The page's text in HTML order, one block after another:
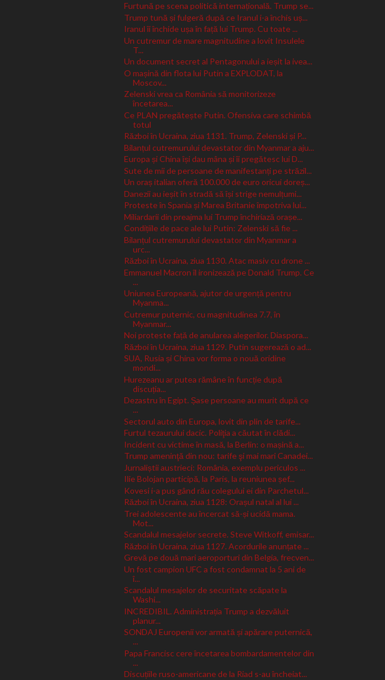
Furtună pe scena politică internațională. Trump se...
Trump tună și fulgeră după ce Iranul i-a închis uș...
Iranul îi închide ușa în față lui Trump. Cu toate ...
Un cutremur de mare magnitudine a lovit Insulele
T...
Un document secret al Pentagonului a ieșit la ivea...
O mașină din flota lui Putin a EXPLODAT, la
Moscov...
Zelenski vrea ca România să monitorizeze
încetarea...
Ce PLAN pregătește Putin. Ofensiva care schimbă
totul
Război în Ucraina, ziua 1131. Trump, Zelenski și P...
Bilanțul cutremurului devastator din Myanmar a aju...
Europa și China își dau mâna și îi pregătesc lui D...
Sute de mii de persoane de manifestanți pe străzil...
Un oraș italian oferă 100.000 de euro oricui doreș...
Danezii au ieșit în stradă să își strige nemulțumi...
Proteste în Spania și Marea Britanie împotriva lui...
Miliardarii din preajma lui Trump închiriază orașe...
Condițiile de pace ale lui Putin: Zelenski să fie ...
Bilanțul cutremurului devastator din Myanmar a
urc...
Război în Ucraina, ziua 1130. Atac masiv cu drone ...
Emmanuel Macron îl ironizează pe Donald Trump. Ce
...
Uniunea Europeană, ajutor de urgență pentru
Myanma...
Cutremur puternic, cu magnitudinea 7.7, în
Myanmar...
Noi proteste față de anularea alegerilor. Diaspora...
Război în Ucraina, ziua 1129. Putin sugerează o ad...
SUA, Rusia și China vor forma o nouă oridine
mondi...
Hurezeanu ar putea rămâne în funcție după
discuția...
Dezastru în Egipt. Șase persoane au murit după ce
...
Sectorul auto din Europa, lovit din plin de tarife...
Furtul tezaurului dacic. Poliţia a căutat în clădi...
Incident cu victime în masă, la Berlin: o mașină a...
Trump ameninţă din nou: tarife şi mai mari Canadei...
Jurnaliștii austrieci: România, exemplu periculos ...
Ilie Bolojan participă, la Paris, la reuniunea șef...
Kovesi i-a pus gând rău colegului ei din Parchetul...
Război în Ucraina, ziua 1128: Orașul natal al lui ...
Trei adolescente au încercat să-și ucidă mama.
Mot...
Scandalul mesajelor secrete. Steve Witkoff, emisar...
Război în Ucraina, ziua 1127. Acordurile anunțate ...
Grevă pe două mari aeroporturi din Belgia, frecven...
Un fost campion UFC a fost condamnat la 5 ani de
î...
Scandalul mesajelor de securitate scăpate la
Washi...
INCREDIBIL. Administrația Trump a dezvăluit
planur...
SONDAJ Europenii vor armată și apărare puternică,
...
Papa Francisc cere încetarea bombardamentelor din
...
Discuțiile ruso-americane de la Riad s-au încheiat...